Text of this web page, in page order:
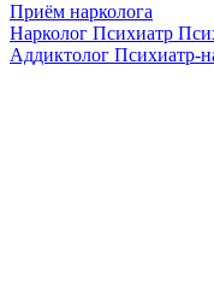
Приём нарколога
Нарколог Психиатр
Аддиктолог Психиатр-